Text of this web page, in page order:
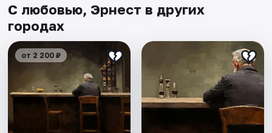
С любовью, Эрнест в других
городах
от 2 200 ₽